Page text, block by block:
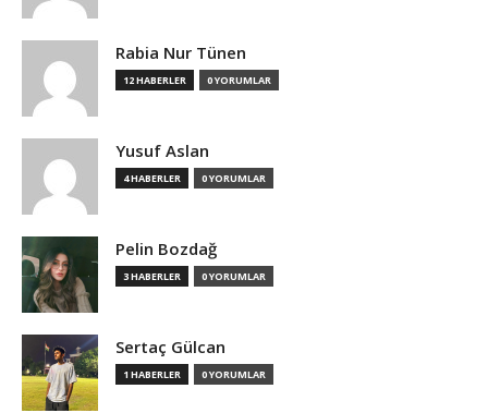
Rabia Nur Tünen
12 HABERLER 0 YORUMLAR
Yusuf Aslan
4 HABERLER 0 YORUMLAR
Pelin Bozdağ
3 HABERLER 0 YORUMLAR
Sertaç Gülcan
1 HABERLER 0 YORUMLAR